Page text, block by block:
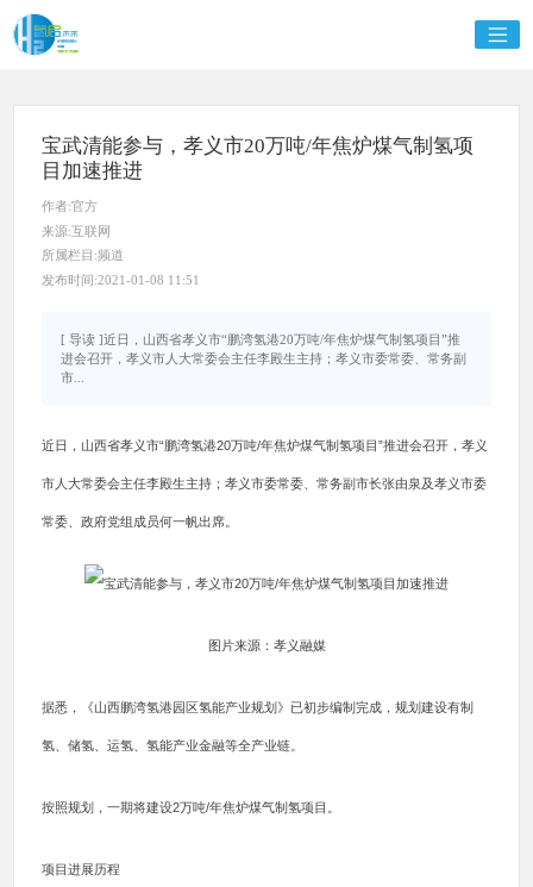
宝武清能参与，孝义市20万吨/年焦炉煤气制氢项
目加速推进
作者:官方
来源:互联网
所属栏目:频道
发布时间:2021-01-08 11:51
[ 导读 ]近日，山西省孝义市“鹏湾氢港20万吨/年焦炉煤气制氢项目”推
进会召开，孝义市人大常委会主任李殿生主持；孝义市委常委、常务副
市...
近日，山西省孝义市“鹏湾氢港20万吨/年焦炉煤气制氢项目”推进会召开，孝义
市人大常委会主任李殿生主持；孝义市委常委、常务副市长张由泉及孝义市委
常委、政府党组成员何一帆出席。
图片来源：孝义融媒
据悉，《山西鹏湾氢港园区氢能产业规划》已初步编制完成，规划建设有制
氢、储氢、运氢、氢能产业金融等全产业链。
按照规划，一期将建设2万吨/年焦炉煤气制氢项目。
项目进展历程